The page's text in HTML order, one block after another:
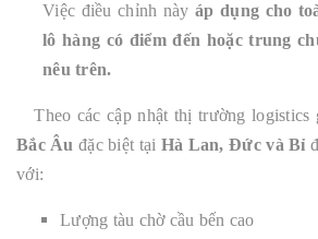
Việc điều chỉnh nàyáp dụng cho
lô hàng có điểm đến hoặc trung
nêu trên.
Theo các cập nhật thị trường logistics
Bắc Âu đặc biệt tại Hà Lan, Đức và Bỉ
với:
Lượng tàu chờ cầu bến cao